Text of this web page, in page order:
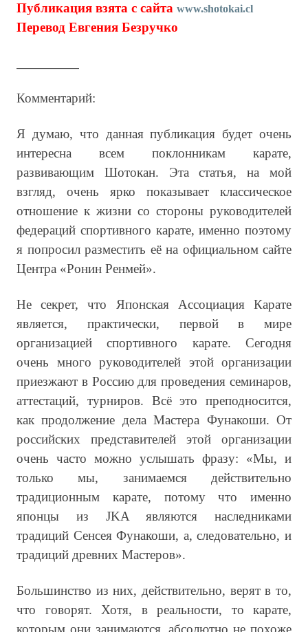
Публикация взята с сайта www.shotokai.cl
Перевод Евгения Безручко
Комментарий:
Я думаю, что данная публикация будет очень
интересна всем поклонникам карате,
развивающим Шотокан. Эта статья, на мой
взгляд, очень ярко показывает классическое
отношение к жизни со стороны руководителей
федераций спортивного карате, именно поэтому
я попросил разместить её на официальном сайте
Центра «Ронин Ренмей».
Не секрет, что Японская Ассоциация Карате
является, практически, первой в мире
организацией спортивного карате. Сегодня
очень много руководителей этой организации
приезжают в Россию для проведения семинаров,
аттестаций, турниров. Всё это преподносится,
как продолжение дела Мастера Фунакоши. От
российских представителей этой организации
очень часто можно услышать фразу: «Мы, и
только мы, занимаемся действительно
традиционным карате, потому что именно
японцы из JKA являются наследниками
традиций Сенсея Фунакоши, а, следовательно, и
традиций древних Мастеров».
Большинство из них, действительно, верят в то,
что говорят. Хотя, в реальности, то карате,
которым они занимаются, абсолютно не похоже